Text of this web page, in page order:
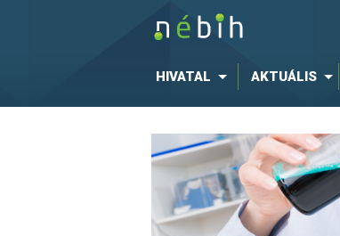
HIVATAL AKTUÁLIS